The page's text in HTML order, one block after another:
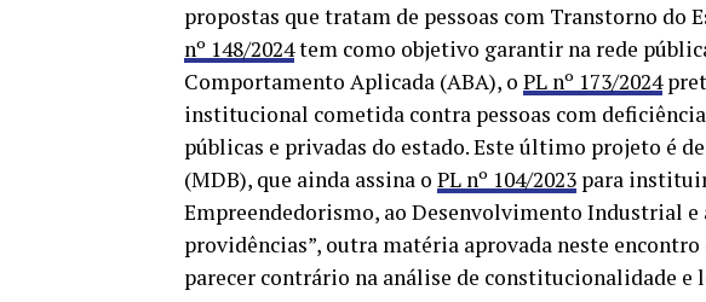
propostas que tratam de pessoas com Transtorno do
nº 148/2024tem como objetivo garantir na rede
Comportamento Aplicada (ABA), o PL nº 173/2024
institucional cometida contra pessoas com
públicas e privadas do estado. Este último projeto é
(MDB), que ainda assina o PL nº 104/2023 para
Empreendedorismo, ao Desenvolvimento Industrial e
providências”, outra matéria aprovada neste encontro
parecer contrário na análise de constitucionalidade e